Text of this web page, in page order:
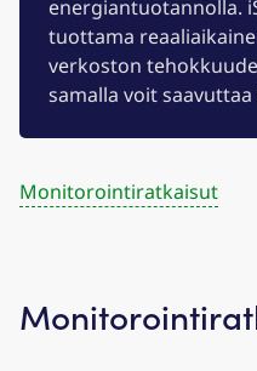
energiantuotannolla.
tuottama
verkoston
samalla voit
Monitorointiratkaisut